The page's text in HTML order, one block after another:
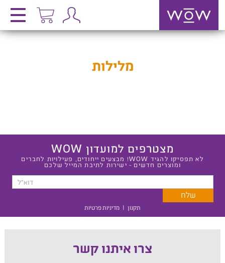
מלילות
מצטרפים למועדון WOW
לא תפסיקו להגיד WOW! מבצעים ייחודים, פעילויות לחברים
ומוצרים חדשים - ישירות לתיבת המייל שלכם
תקנון | מדיניות פרטיות
צרו איתנו קשר